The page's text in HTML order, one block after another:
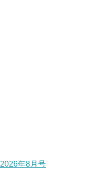
2026年8月号